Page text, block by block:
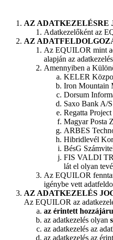
AZ ADATKEZELÉSRE
Adatkezelőként az
AZ
Az EQUILOR mint
alapján az
Amennyiben a
KELER
Iron Mountain
Dorsum
Saxo Bank A/
Regatta
Magyar Posta
ARBES
Hibridlevél
BésG
FIS VALDI
lát el olyan
Az EQUILOR
igénybe vett
AZ ADATKEZELÉS
Az EQUILOR az
az érintett
az adatkezelés olyan
az adatkezelés az
az adatkezelés az